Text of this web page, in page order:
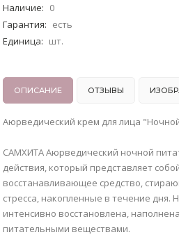
Наличие: 0
Гарантия: есть
Единица: шт.
ОПИСАНИЕ ОТЗЫВЫ
Аюрведический крем для лица
САМХИТА Аюрведический ночной
действия, который представляет
восстанавливающее средство,
стресса, накопленные в течение дня.
интенсивно восстановлена,
питательными веществами.